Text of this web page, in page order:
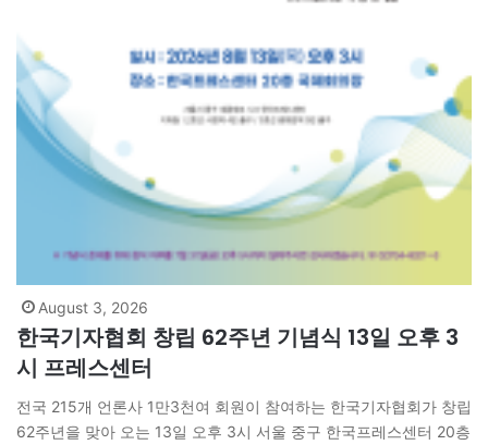
August 3, 2026
한국기자협회 창립 62주년 기념식 13일 오후 3
시 프레스센터
전국 215개 언론사 1만3천여 회원이 참여하는 한국기자협회가 창립
62주년을 맞아 오는 13일 오후 3시 서울 중구 한국프레스센터 20층